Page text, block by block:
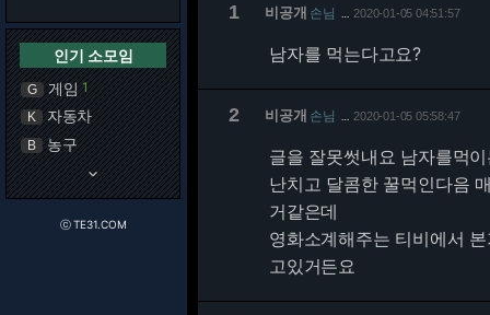
인기 소모임
G 게임 1
K 자동차
B 농구
keyboard_arrow_down
ⓒ TE31.COM
1 비공개 손님 2020-01-05 04:51:57
남자를 먹는다고요?
2 비공개 손님 2020-01-05 05:58:47
글을 잘못썻내요 남자를먹
난치고 달콤한 꿀먹인다음
거같은데
영화소계해주는 티비에서
고있거든요